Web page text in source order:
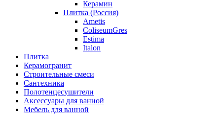
Керамин
Плитка (Россия)
Ametis
ColiseumGres
Estima
Italon
Плитка
Керамогранит
Строительные смеси
Сантехника
Полотенцесушители
Аксессуары для ванной
Мебель для ванной